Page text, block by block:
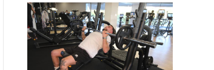
Imatge